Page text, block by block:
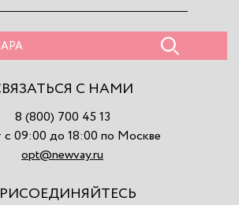
С НАМИ
8 (800) 700 45 13
09:00 до 18:00 по Москве
opt@newvay.ru